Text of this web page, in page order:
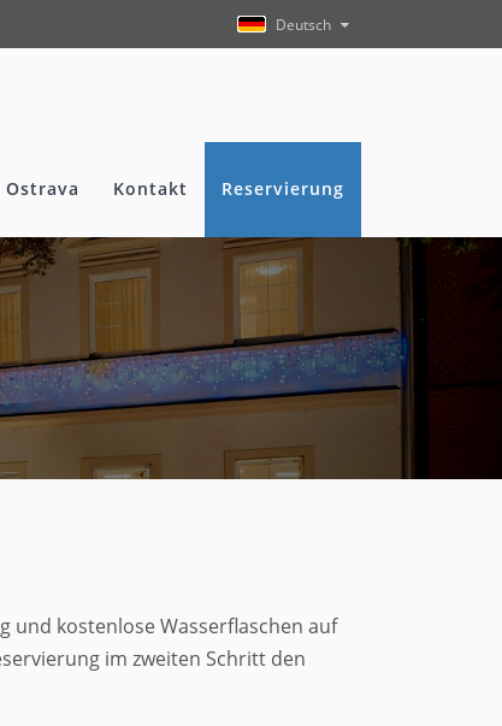
Deutsch
Kontakt Reservierung
und kostenlose Wasserflaschen auf
im zweiten Schritt den